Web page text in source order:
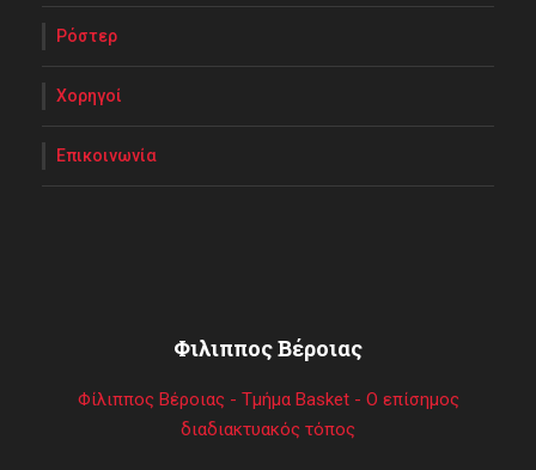
Ρόστερ
Χορηγοί
Επικοινωνία
Φιλιππος Βέροιας
Φίλιππος Βέροιας - Τμήμα Basket - Ο επίσημος
διαδιακτυακός τόπος